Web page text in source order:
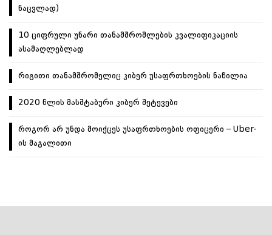
ნაცვლად)
10 ციფრული უნარი თანამშრომლების კვალიფიკაციის
ასამაღლებლად
რიგითი თანამშრომელიც კიბერ უსაფრთხოების ნაწილია
2020 წლის მასშტაბური კიბერ შეტევები
როგორ არ უნდა მოიქცეს უსაფრთხოების ოფიცერი – Uber-
ის მაგალითი